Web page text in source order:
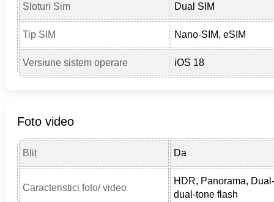
Sloturi Sim Dual SIM
Tip SIM Nano-SIM, eSIM
Versiune sistem operare iOS 18
Foto video
Bliț Da
Caracteristici foto/ video
HDR, Panorama,
dual-tone flash